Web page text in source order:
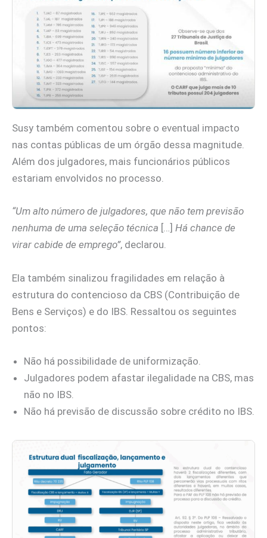
Susy também comentou sobre o eventual impacto
nas contas públicas de um órgão dessa magnitude.
Além dos julgadores, mais funcionários públicos
estariam envolvidos no processo.
“Um alto número de julgadores, que não tem previsão
nenhuma de uma seleção técnica […] Há chance de
virar cabide de emprego”, declarou.
Ela também sinalizou fragilidades em relação à
estrutura do contencioso da CBS (Contribuição de
Bens e Serviços) e do IBS. Ressaltou os seguintes
pontos:
Não há possibilidade de uniformização.
Julgadores podem afastar ilegalidade na CBS, mas
não no IBS.
Não há previsão de discussão sobre crédito no IBS.